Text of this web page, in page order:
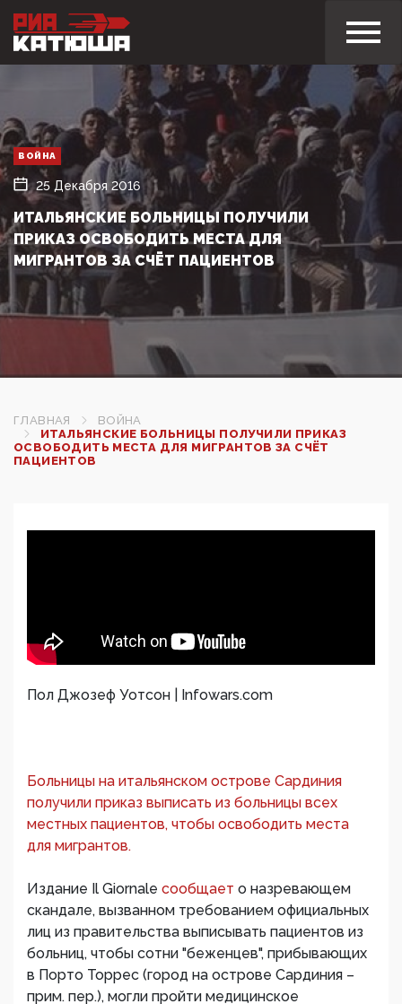
ВОЙНА
25 Декабря 2016
ИТАЛЬЯНСКИЕ БОЛЬНИЦЫ ПОЛУЧИЛИ
ПРИКАЗ ОСВОБОДИТЬ МЕСТА ДЛЯ
МИГРАНТОВ ЗА СЧЁТ ПАЦИЕНТОВ
ГЛАВНАЯ
ВОЙНА
ИТАЛЬЯНСКИЕ БОЛЬНИЦЫ ПОЛУЧИЛИ ПРИКАЗ
ОСВОБОДИТЬ МЕСТА ДЛЯ МИГРАНТОВ ЗА СЧЁТ
ПАЦИЕНТОВ
Пол Джозеф Уотсон | Infowars.com
Больницы на итальянском острове Сардиния
получили приказ выписать из больницы всех
местных пациентов, чтобы освободить места
для мигрантов.
Издание Il Giornale сообщает о назревающем
скандале, вызванном требованием официальных
лиц из правительства выписывать пациентов из
больниц, чтобы сотни "беженцев", прибывающих
в Порто Торрес (город на острове Сардиния –
прим. пер.), могли пройти медицинское